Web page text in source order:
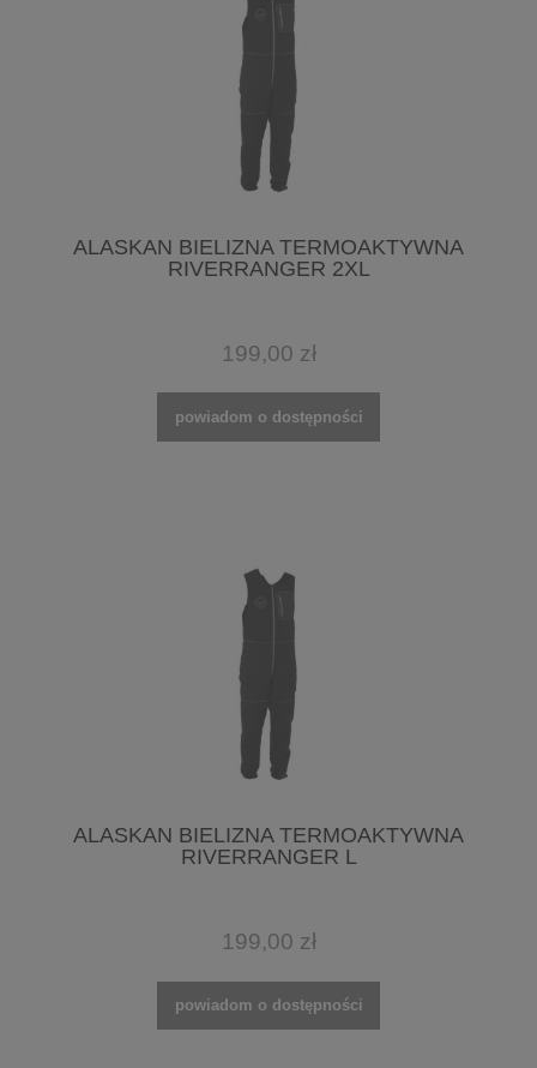
ALASKAN BIELIZNA TERMOAKTYWNA
RIVERRANGER 2XL
199,00 zł
powiadom o dostępności
ALASKAN BIELIZNA TERMOAKTYWNA
RIVERRANGER L
199,00 zł
powiadom o dostępności